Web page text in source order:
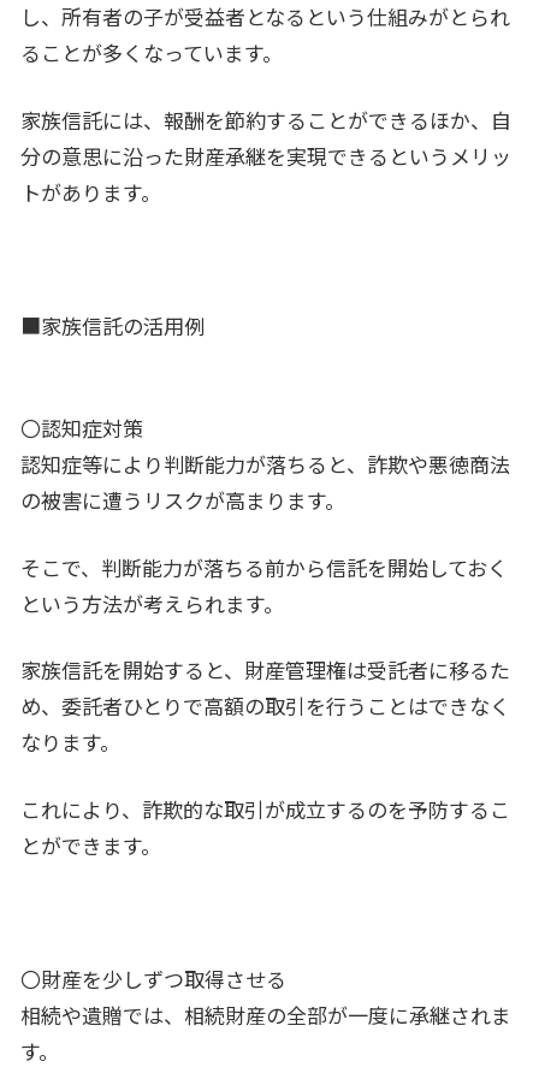
し、所有者の子が受益者となるという仕組みがとられ
ることが多くなっています。
家族信託には、報酬を節約することができるほか、自
分の意思に沿った財産承継を実現できるというメリッ
トがあります。
■家族信託の活用例
〇認知症対策
認知症等により判断能力が落ちると、詐欺や悪徳商法
の被害に遭うリスクが高まります。
そこで、判断能力が落ちる前から信託を開始しておく
という方法が考えられます。
家族信託を開始すると、財産管理権は受託者に移るた
め、委託者ひとりで高額の取引を行うことはできなく
なります。
これにより、詐欺的な取引が成立するのを予防するこ
とができます。
〇財産を少しずつ取得させる
相続や遺贈では、相続財産の全部が一度に承継されま
す。